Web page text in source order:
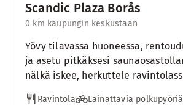
Scandic Plaza Borås
0 km kaupungin keskustaan
Yövy tilavassa huoneessa,
ja asetu pitkäksesi
nälkä iskee, herkuttele
Ravintola
Lainattavia polkupyöriä